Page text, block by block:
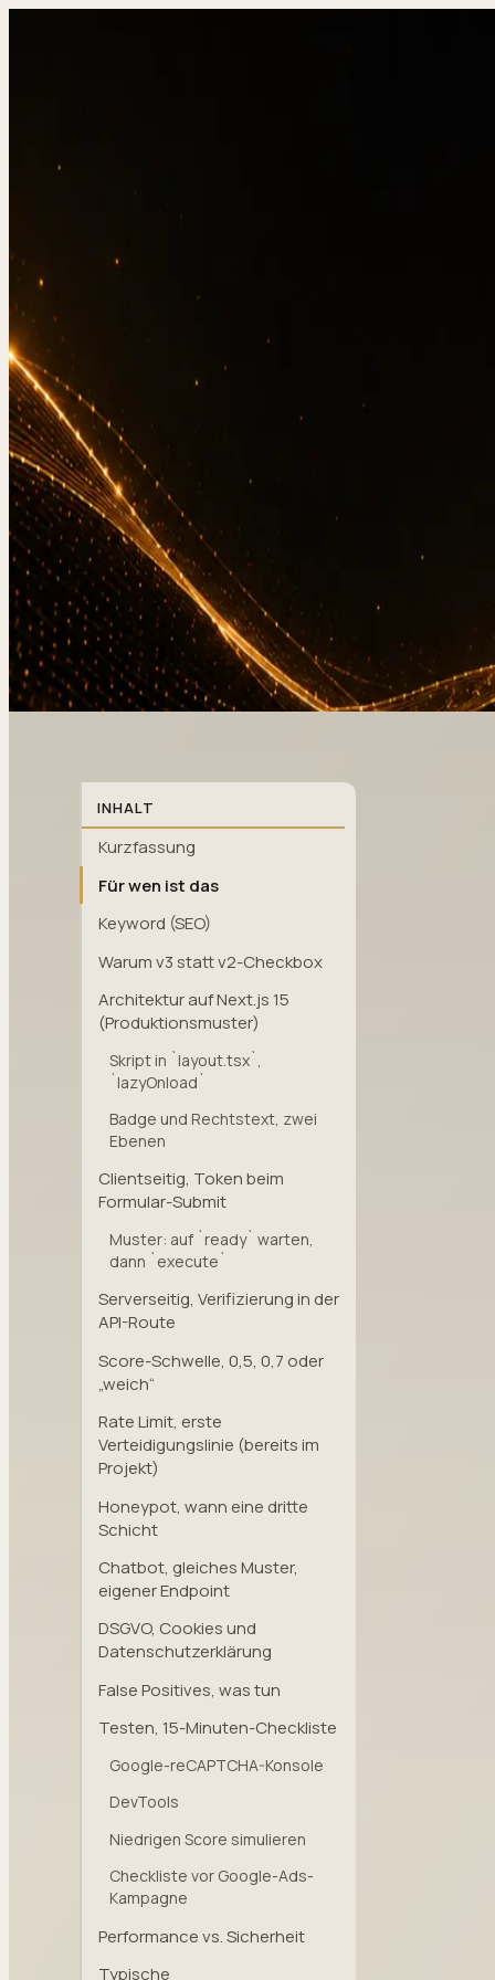
INHALT
Kurzfassung
Für wen ist das
Keyword (SEO)
Warum v3 statt v2-Checkbox
Architektur auf Next.js 15
(Produktionsmuster)
Skript in `layout.tsx`,
`lazyOnload`
Badge und Rechtstext, zwei
Ebenen
Clientseitig, Token beim
Formular-Submit
Muster: auf `ready` warten,
dann `execute`
Serverseitig, Verifizierung in der
API-Route
Score-Schwelle, 0,5, 0,7 oder
„weich“
Rate Limit, erste
Verteidigungslinie (bereits im
Projekt)
Honeypot, wann eine dritte
Schicht
Chatbot, gleiches Muster,
eigener Endpoint
DSGVO, Cookies und
Datenschutzerklärung
False Positives, was tun
Testen, 15-Minuten-Checkliste
Google-reCAPTCHA-Konsole
DevTools
Niedrigen Score simulieren
Checkliste vor Google-Ads-
Kampagne
Performance vs. Sicherheit
Typische